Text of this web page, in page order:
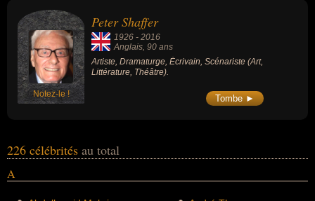
ou préfet.
Notez-le !
Peter Shaffer
1926 - 2016
Anglais , 90 ans
Artiste, Dramaturge, Écrivain, Scénariste (Art,
Littérature, Théâtre).
Tombe ►
226 célébrités au total
A